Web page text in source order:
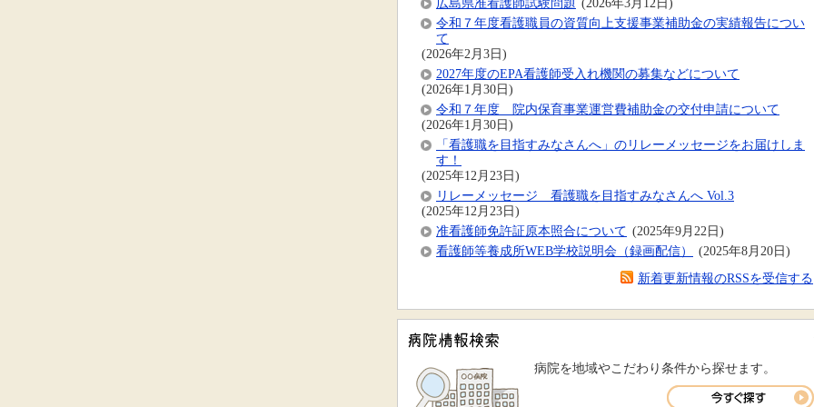
令和７年度看護職員の資質向上支援事業補助金の実績報告につい
て
(2026年2月3日)
2027年度のEPA看護師受入れ機関の募集などについて
(2026年1月30日)
令和７年度 院内保育事業運営費補助金の交付申請について
(2026年1月30日)
「看護職を目指すみなさんへ」のリレーメッセージをお届けしま
す！
(2025年12月23日)
リレーメッセージ 看護職を目指すみなさんへ Vol.3
(2025年12月23日)
准看護師免許証原本照合について (2025年9月22日)
看護師等養成所WEB学校説明会（録画配信）
(2025年8月20日)
新着更新情報のRSSを受信する
病院を地域やこだわり条件から探せます。